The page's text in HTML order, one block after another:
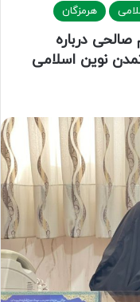
هرمزگان
درباره
نوین اسلامی